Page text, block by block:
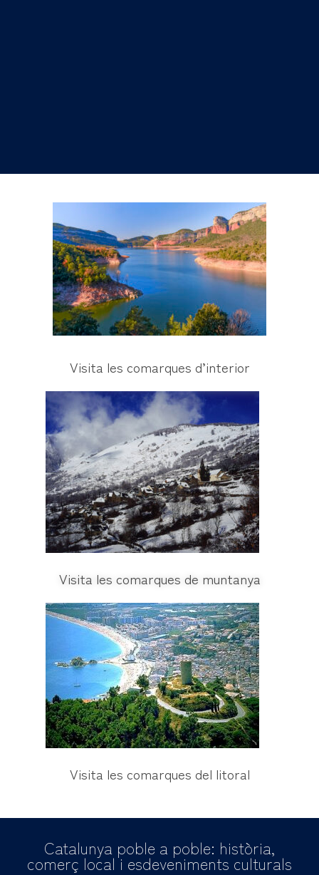
Visita les comarques d’interior
Visita les comarques de muntanya
Visita les comarques del litoral
Catalunya poble a poble: història,
comerç local i esdeveniments culturals